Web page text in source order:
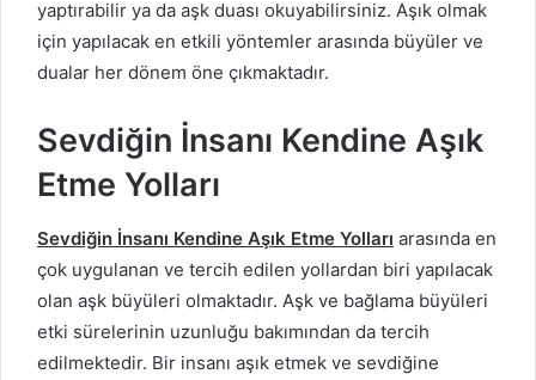
yaptırabilir ya da aşk duası okuyabilirsiniz. Aşık olmak
için yapılacak en etkili yöntemler arasında büyüler ve
dualar her dönem öne çıkmaktadır.
Sevdiğin İnsanı Kendine Aşık
Etme Yolları
Sevdiğin İnsanı Kendine Aşık Etme Yolları arasında en
çok uygulanan ve tercih edilen yollardan biri yapılacak
olan aşk büyüleri olmaktadır. Aşk ve bağlama büyüleri
etki sürelerinin uzunluğu bakımından da tercih
edilmektedir. Bir insanı aşık etmek ve sevdiğine